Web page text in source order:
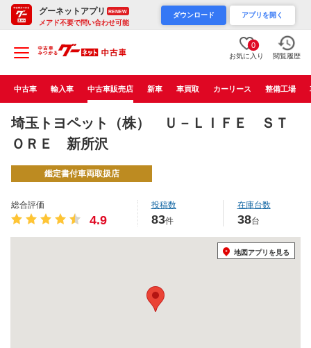
グーネットアプリ RENEW
メアド不要で問い合わせ可能
ダウンロード アプリを開く
0
お気に入り 閲覧履歴
中古車 輸入車 中古車販売店 新車 車買取 カーリース 整備工場
埼玉トヨペット（株） Ｕ－ＬＩＦＥ ＳＴ
ＯＲＥ 新所沢
鑑定書付車両取扱店
総合評価
4.9
投稿数
83件
在庫台数
38台
地図アプリを見る